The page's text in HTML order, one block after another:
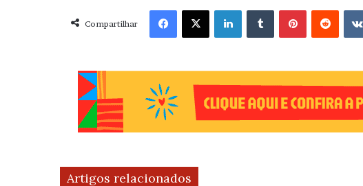
Compartilhar
Facebook X Linkedin
Artigos relacionados